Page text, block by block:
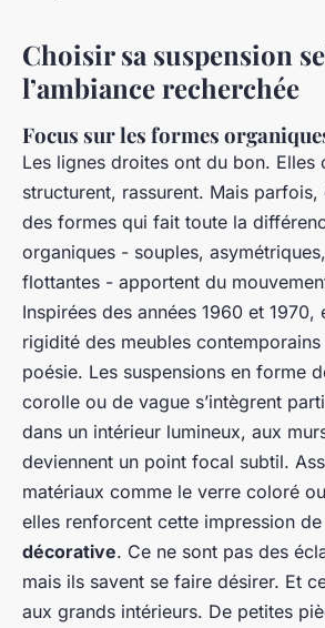
Choisir sa suspension
l’ambiance recherchée
Focus sur les formes
Les lignes droites ont du bon. Elles
structurent, rassurent. Mais parfois,
des formes qui fait toute la
organiques - souples,
flottantes - apportent du
Inspirées des années 1960 et 1970,
rigidité des meubles
poésie. Les suspensions en forme
corolle ou de vague s’intègrent
dans un intérieur lumineux, aux
deviennent un point focal subtil.
matériaux comme le verre coloré
elles renforcent cette impression de
décorative. Ce ne sont pas des
mais ils savent se faire désirer. Et
aux grands intérieurs. De petites